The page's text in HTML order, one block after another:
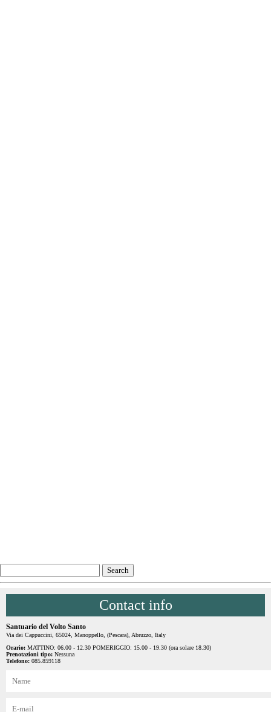
Contact info
Santuario del Volto Santo
Via dei Cappuccini, 65024, Manoppello, (Pescara), Abruzzo, Italy
Orario: MATTINO: 06.00 - 12.30 POMERIGGIO: 15.00 - 19.30 (ora solare 18.30)
Prenotazioni tipo: Nessuna
Telefono: 085.859118